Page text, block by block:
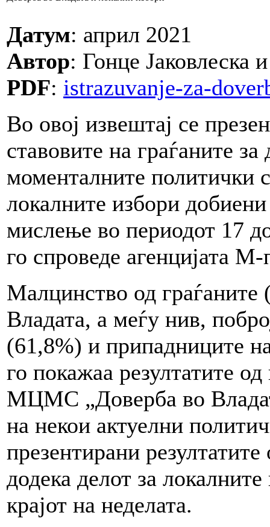
Датум: април 2021
Автор: Гонце Јаковлеска
PDF: istrazuvanje-za-
Во овој извештај се
ставовите на граѓаните
моменталните политички
локалните избори
мислење во периодот 17
го спроведе агенцијата
Малцинство од граѓаните
Владата, а меѓу нив,
(61,8%) и припадниците
го покажаа резултатите
МЦМС „Доверба во
на некои актуелни
презентирани
додека делот за
крајот на неделата.